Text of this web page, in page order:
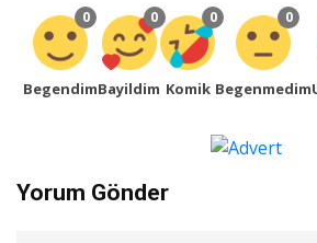
0
Begendim
0
Bayildim
0
Komik
0
Begenmedim
Yorum Gönder